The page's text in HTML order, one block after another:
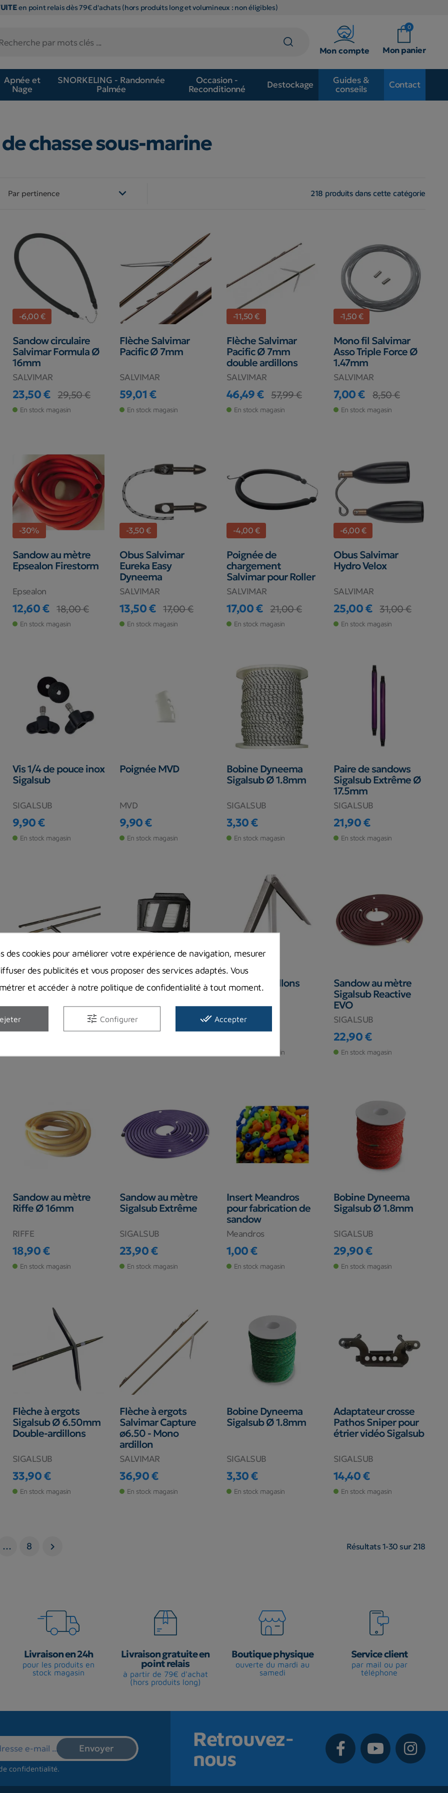
en point relais dès 79€ d'achats (hors produits long et volumineux : non éligibles)
Mon compte
0
Mon panier
Apnée et
Nage
SNORKELING - Randonnée
Palmée
Occasion -
Reconditionné
Destockage
Guides &
conseils
Contact
chasse sous-marine
Par pertinence  218 produits dans cette catégorie
-6,00 €
Sandow circulaire
Salvimar Formula Ø
16mm
SALVIMAR
Prix
23,50 €
Prix de base
29,50 €
En stock magasin
Flèche Salvimar
Pacific Ø 7mm
SALVIMAR
Prix
59,01 €
En stock magasin
-11,50 €
Flèche Salvimar
Pacific Ø 7mm
double ardillons
SALVIMAR
Prix
46,49 €
Prix de base
57,99 €
En stock magasin
-1,50 €
Mono fil Salvimar
Asso Triple Force Ø
1.47mm
SALVIMAR
Prix
7,00 €
Prix de base
8,50 €
En stock magasin
-30%
Sandow au mètre
Epsealon Firestorm
Epsealon
Prix
12,60 €
Prix de base
18,00 €
En stock magasin
-3,50 €
Obus Salvimar
Eureka Easy
Dyneema
SALVIMAR
Prix
13,50 €
Prix de base
17,00 €
En stock magasin
-4,00 €
Poignée de
chargement
Salvimar pour Roller
SALVIMAR
Prix
17,00 €
Prix de base
21,00 €
En stock magasin
-6,00 €
Obus Salvimar
Hydro Velox
SALVIMAR
Prix
25,00 €
Prix de base
31,00 €
En stock magasin
Vis 1/4 de pouce inox
Sigalsub
SIGALSUB
Prix
9,90 €
En stock magasin
Poignée MVD
MVD
Prix
9,90 €
En stock magasin
Bobine Dyneema
Sigalsub Ø 1.8mm
SIGALSUB
Prix
3,30 €
En stock magasin
Paire de sandows
Sigalsub Extrême Ø
17.5mm
SIGALSUB
Prix
21,90 €
En stock magasin
Flèche à ergots
Sigalsub Ø 6.25mm
Mono-ardillon
SIGALSUB
Moulinet Pathos
Horizontal 40m
PATHOS
Double-ardillons
Pathos
PATHOS
En stock magasin
Sandow au mètre
Sigalsub Reactive
EVO
SIGALSUB
Prix
22,90 €
En stock magasin
Sandow au mètre
Riffe Ø 16mm
RIFFE
Prix
18,90 €
En stock magasin
Sandow au mètre
Sigalsub Extrême
SIGALSUB
Prix
23,90 €
En stock magasin
Insert Meandros
pour fabrication de
sandow
Meandros
Prix
1,00 €
En stock magasin
Bobine Dyneema
Sigalsub Ø 1.8mm
SIGALSUB
Prix
29,90 €
En stock magasin
Flèche à ergots
Sigalsub Ø 6.50mm
Double-ardillons
SIGALSUB
Prix
33,90 €
En stock magasin
Flèche à ergots
Salvimar Capture
ø6.50 - Mono
ardillon
SALVIMAR
Prix
36,90 €
En stock magasin
Bobine Dyneema
Sigalsub Ø 1.8mm
SIGALSUB
Prix
3,30 €
En stock magasin
Adaptateur crosse
Pathos Sniper pour
étrier vidéo Sigalsub
SIGALSUB
Prix
14,40 €
En stock magasin
… 8  Résultats 1-30 sur 218
Livraison en 24h
pour les produits en
stock magasin
Livraison gratuite en
point relais
à partir de 79€ d'achat
(hors produits long)
Boutique physique
ouverte du mardi au
samedi
Service client
par mail ou par
téléphone
confidentialité.
Retrouvez-
nous
des cookies pour améliorer votre expérience de navigation, mesurer
des publicités et vous proposer des services adaptés. Vous
et accéder à notre politique de confidentialité à tout moment.
tune Configurer done_all Accepter